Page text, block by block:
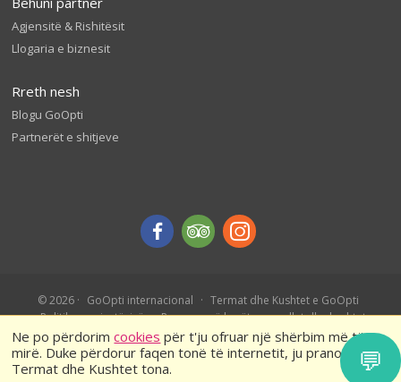
Ne po përdorimcookies për t'ju ofruar një shërbim më të
mirë. Duke përdorur faqen tonë të internetit, ju pranoni
Termat dhe Kushtet tona.
Agjensitë & Rishitësit
Llogaria e biznesit
Rreth nesh
Blogu GoOpti
Partnerët e shitjeve
© 2026 GoOpti internacional
Termat dhe Kushtet e GoOpti
Politika e privatësisë
Rezervo më herët – rregullat dhe kushtet
💬